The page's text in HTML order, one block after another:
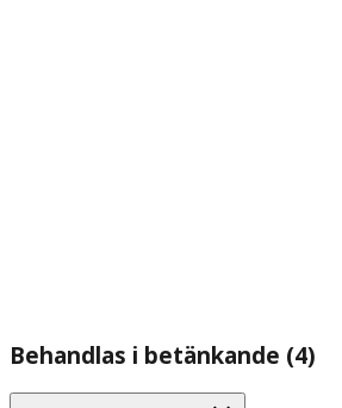
Behandlas i betänkande (4)